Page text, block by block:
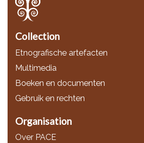
Collection
Etnografische artefacten
Multimedia
Boeken en documenten
Gebruik en rechten
Organisation
Over PACE